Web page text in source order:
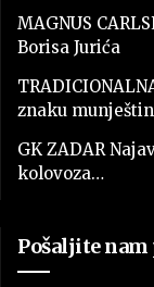
MAGNUS
Borisa Jurića
znaku
GK ZADAR
kolovoza…
Pošaljite